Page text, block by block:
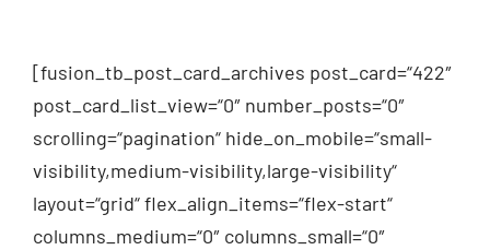
[fusion_tb_post_card_archives post_card=“422″
post_card_list_view=“0″ number_posts=“0″
scrolling=“pagination“ hide_on_mobile=“small-
visibility,medium-visibility,large-visibility“
layout=“grid“ flex_align_items=“flex-start“
columns_medium=“0″ columns_small=“0″